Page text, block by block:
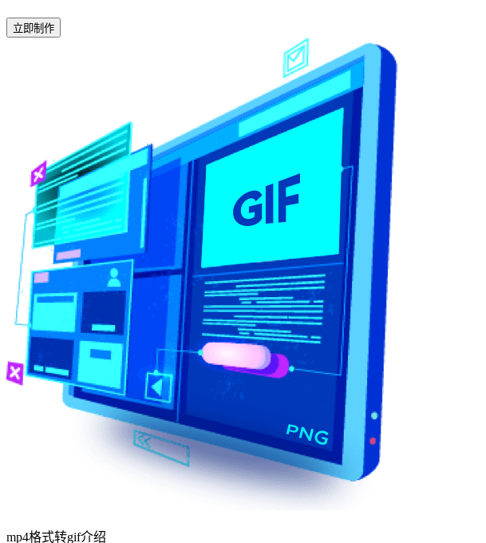
立即制作
mp4格式转gif介绍